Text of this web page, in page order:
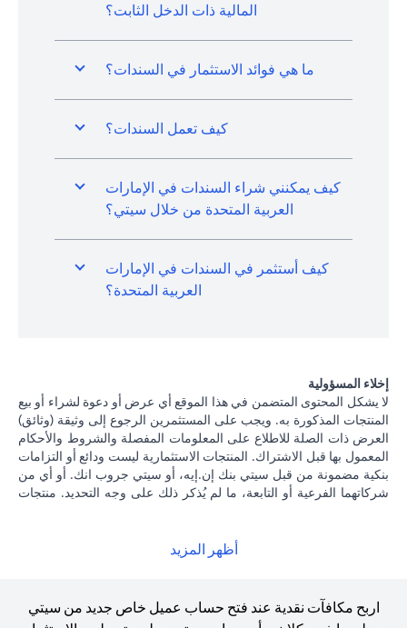
المالية ذات الدخل الثابت؟
ما هي فوائد الاستثمار في السندات؟
كيف تعمل السندات؟
كيف يمكنني شراء السندات في الإمارات
العربية المتحدة من خلال سيتي؟
كيف أستثمر في السندات في الإمارات
العربية المتحدة؟
إخلاء المسؤولية
لا يشكل المحتوى المتضمن في هذا الموقع أي عرض أو دعوة لشراء أو بيع
المنتجات المذكورة به. ويجب على المستثمرين الرجوع إلى وثيقة (وثائق)
العرض ذات الصلة للاطلاع على المعلومات المفصلة والشروط والأحكام
المعمول بها قبل الاشتراك. المنتجات الاستثمارية ليست ودائع أو التزامات
بنكية مضمونة من قبل سيتي بنك إن.إيه، أو سيتي جروب انك. أو أي من
شركاتهما الفرعية أو التابعة، ما لم يُذكر ذلك على وجه التحديد. منتجات
الخسارة المحتملة للمبلغ الأصلي المستثمر. الأداء السابق لمنتجات
استثمارية و / أو منتجات خزينة مقومة بعملة أجنبية (غير محلية) على دراية
بمخاطر تقلبات أسعار الصرف التي قد تتسبب في خسارة رأس المال عند
أظهر المزيد
اربح مكافآت نقدية عند فتح حساب عميل خاص جديد من سيتي